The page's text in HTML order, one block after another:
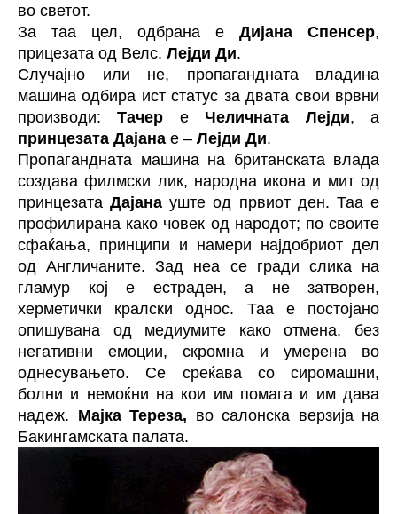
во светот.
За таа цел, одбрана е Дијана Спенсер,
прицезата од Велс. Лејди Ди.
Случајно или не, пропагандната владина
машина одбира ист статус за двата свои врвни
производи:Тачер е Челичната Лејди, а
принцезата Дајана е – Лејди Ди.
Пропагандната машина на британската влада
создава филмски лик, народна икона и мит од
принцезатаДајана уште од првиот ден. Таа е
профилирана како човек од народот; по своите
сфаќања, принципи и намери најдобриот дел
од Англичаните. Зад неа се гради слика на
гламур кој е естраден, а не затворен,
херметички кралски однос. Таа е постојано
опишувана од медиумите како отмена, без
негативни емоции, скромна и умерена во
однесувањето. Се среќава со сиромашни,
болни и немоќни на кои им помага и им дава
надеж. Мајка Тереза, во салонска верзија на
Бакингамската палата.